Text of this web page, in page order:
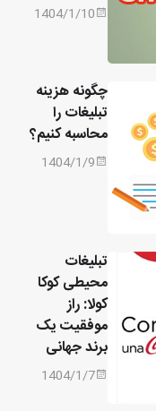
1404/1/10
چگونه هزینه
تبلیغات را
محاسبه کنیم؟
1404/1/9
تبلیغات
محیطی کوکا
کولا: راز
موفقیت یک
برند جهانی
1404/1/7